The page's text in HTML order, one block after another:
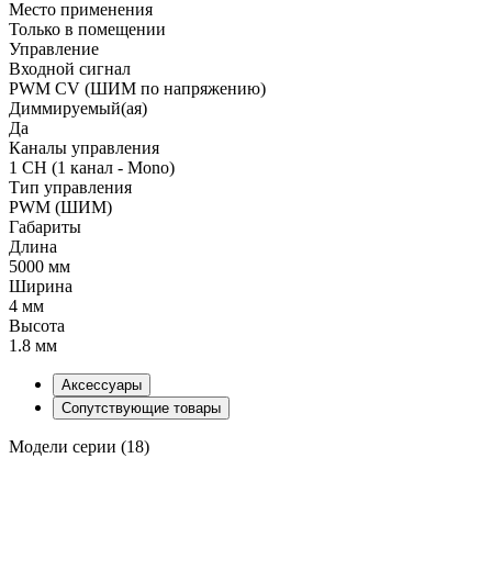
Место применения
Только в помещении
Управление
Входной сигнал
PWM СV (ШИМ по напряжению)
Диммируемый(ая)
Да
Каналы управления
1 CH (1 канал - Mono)
Тип управления
PWM (ШИМ)
Габариты
Длина
5000 мм
Ширина
4 мм
Высота
1.8 мм
Аксессуары
Сопутствующие товары
Модели серии (18)